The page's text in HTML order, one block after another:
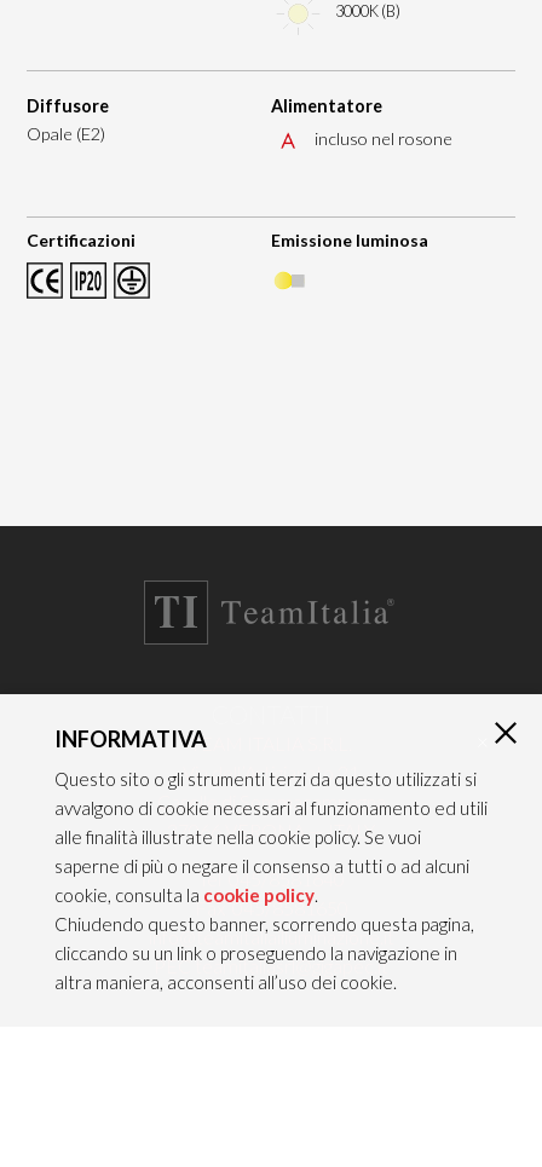
3000K (B)
Diffusore
Opale (E2)
Alimentatore
incluso nel rosone
Certificazioni Emissione luminosa
TEAM ITALIA S.R.L.
Via dell’Artigianato 21
Caselle di Sommacampagna
37066 VERONA — ITALY
Tel 045/8581640
Fax 045/8581650
info@teamitaliailluminazione.it
PEC teamitaliasrl@gigapec.it
INFORMATIVA
Questo sito o gli strumenti terzi da questo utilizzati si
avvalgono di cookie necessari al funzionamento ed utili
alle finalità illustrate nella cookie policy. Se vuoi
saperne di più o negare il consenso a tutti o ad alcuni
cookie, consulta la cookie policy.
Chiudendo questo banner, scorrendo questa pagina,
cliccando su un link o proseguendo la navigazione in
altra maniera, acconsenti all’uso dei cookie.